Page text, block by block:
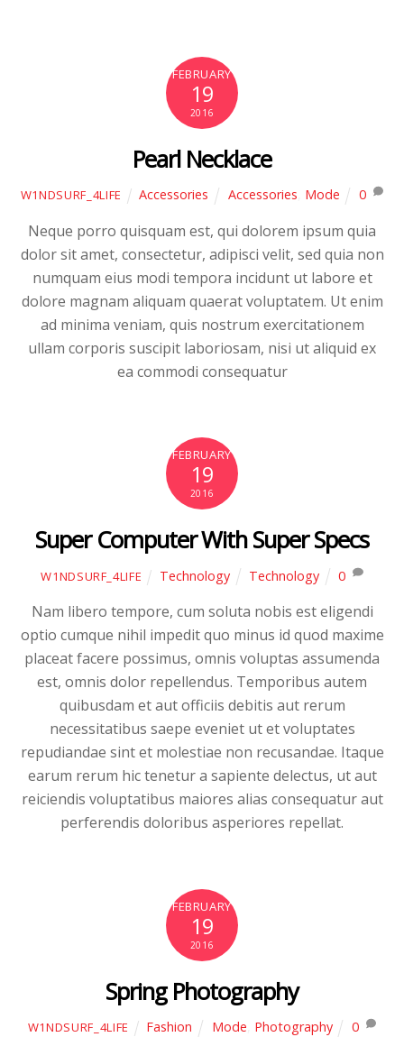
FEBRUARY
19
2016
Pearl Necklace
W1NDSURF_4LIFE Accessories Accessories Mode 0
Neque porro quisquam est, qui dolorem ipsum quia
dolor sit amet, consectetur, adipisci velit, sed quia non
numquam eius modi tempora incidunt ut labore et
dolore magnam aliquam quaerat voluptatem. Ut enim
ad minima veniam, quis nostrum exercitationem
ullam corporis suscipit laboriosam, nisi ut aliquid ex
ea commodi consequatur
FEBRUARY
19
2016
Super Computer With Super Specs
W1NDSURF_4LIFE Technology Technology 0
Nam libero tempore, cum soluta nobis est eligendi
optio cumque nihil impedit quo minus id quod maxime
placeat facere possimus, omnis voluptas assumenda
est, omnis dolor repellendus. Temporibus autem
quibusdam et aut officiis debitis aut rerum
necessitatibus saepe eveniet ut et voluptates
repudiandae sint et molestiae non recusandae. Itaque
earum rerum hic tenetur a sapiente delectus, ut aut
reiciendis voluptatibus maiores alias consequatur aut
perferendis doloribus asperiores repellat.
FEBRUARY
19
2016
Spring Photography
W1NDSURF_4LIFE Fashion Mode Photography 0